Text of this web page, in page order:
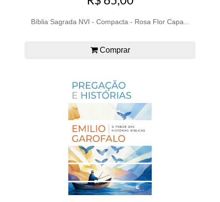
Bíblia Sagrada NVI - Compacta - Rosa Flor Capa...
Comprar